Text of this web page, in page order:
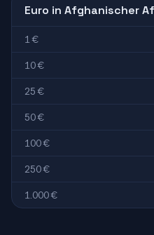
Euro in Afghanischer
1 €
10 €
25 €
50 €
100 €
250 €
1.000 €